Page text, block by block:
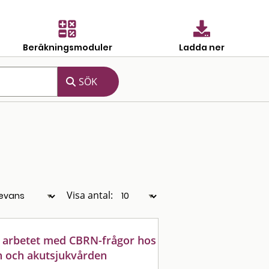
Beräkningsmoduler Ladda ner
Visa antal:
med CBRN-frågor hos
och akutsjukvården